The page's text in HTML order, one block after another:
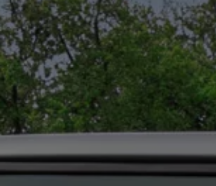
Servizi Finanziari
Progetto Valore Volkswagen
Più Credito
Noleggio
Leasing Finanziario
Servizi Assicurativi
Polizza Protezione Credito
Assicurazione GAP Protezioneventi
Estensione Garanzia Usato
Furto e incendio
Sistemi di Identificazione Veicolo
Safe inMotion e Capital Safe +
Allestimenti e personalizzazioni
Trasporto persone con disabilità
Listini e Dati tecnici
Veicoli in pronta consegna